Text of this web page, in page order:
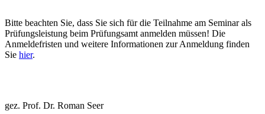
Bitte beachten Sie, dass Sie sich für die Teilnahme am Seminar als
Prüfungsleistung beim Prüfungsamt anmelden müssen! Die
Anmeldefristen und weitere Informationen zur Anmeldung finden
Sie hier.
gez. Prof. Dr. Roman Seer